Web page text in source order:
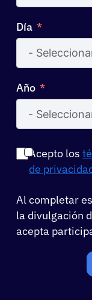
Día
Año
Acepto los
de
Al completar
la divulgación
acepta